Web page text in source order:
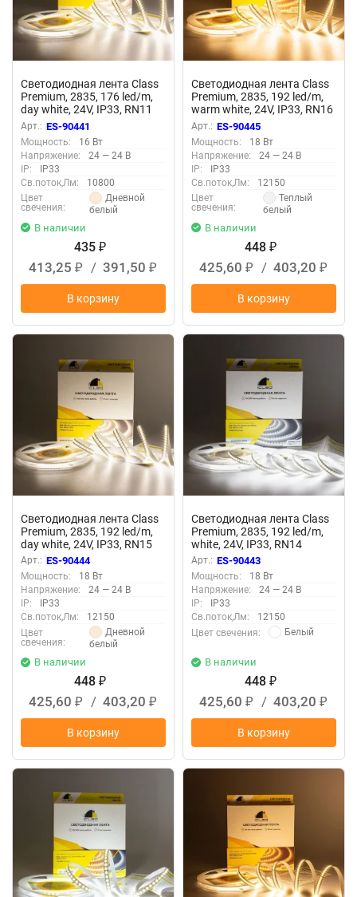
Светодиодная лента Class
Premium, 2835, 176 led/m,
day white, 24V, IP33, RN11
Арт.: ES-90441
Мощность:
16 Вт
Напряжение:
24 — 24 В
IP:
IP33
Св.поток,Лм:
10800
Цвет
свечения:
Дневной
белый
В наличии
435 ₽
413,25 ₽ / 391,50 ₽
В корзину
Светодиодная лента Class
Premium, 2835, 192 led/m,
warm white, 24V, IP33, RN16
Арт.: ES-90445
Мощность:
18 Вт
Напряжение:
24 — 24 В
IP:
IP33
Св.поток,Лм:
12150
Цвет
свечения:
Теплый
белый
В наличии
448 ₽
425,60 ₽ / 403,20 ₽
В корзину
Светодиодная лента Class
Premium, 2835, 192 led/m,
day white, 24V, IP33, RN15
Арт.: ES-90444
Мощность:
18 Вт
Напряжение:
24 — 24 В
IP:
IP33
Св.поток,Лм:
12150
Цвет
свечения:
Дневной
белый
В наличии
448 ₽
425,60 ₽ / 403,20 ₽
В корзину
Светодиодная лента Class
Premium, 2835, 192 led/m,
white, 24V, IP33, RN14
Арт.: ES-90443
Мощность:
18 Вт
Напряжение:
24 — 24 В
IP:
IP33
Св.поток,Лм:
12150
Цвет свечения:
Белый
В наличии
448 ₽
425,60 ₽ / 403,20 ₽
В корзину